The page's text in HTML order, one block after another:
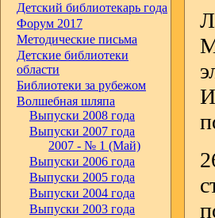
Детский библиотекарь года
Форум 2017
Методические письма
Детские библиотеки
области
Библиотеки за рубежом
Волшебная шляпа
Выпуски 2008 года
Выпуски 2007 года
2007 - № 1 (Май)
Выпуски 2006 года
Выпуски 2005 года
Выпуски 2004 года
Выпуски 2003 года